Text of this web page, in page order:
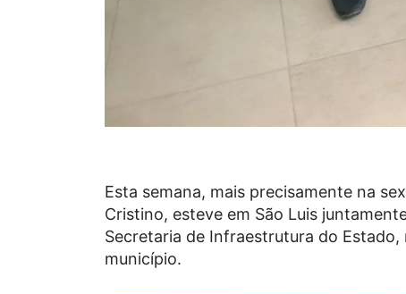
Esta semana, mais precisamente na
Cristino, esteve em São Luis
Secretaria de Infraestrutura do
município.